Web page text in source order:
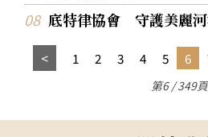
底特律協會 守護美麗
1 2 3 4 5 6
第6 / 349頁